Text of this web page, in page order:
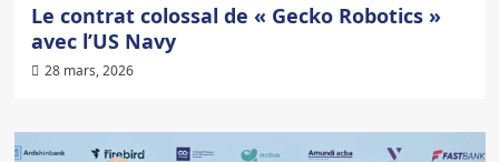
Le contrat colossal de « Gecko Robotics »
avec l’US Navy
28 mars, 2026